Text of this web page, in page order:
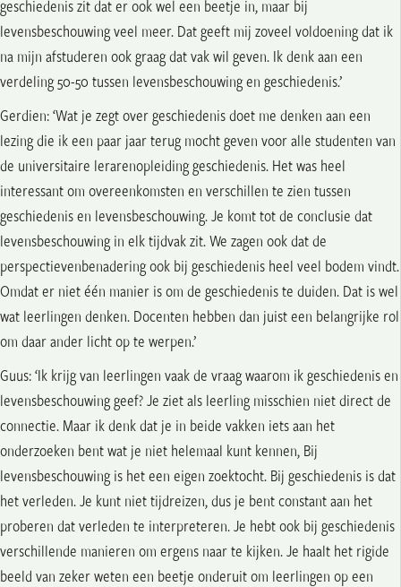
geschiedenis zit dat er ook wel een beetje in, maar bij
levensbeschouwing veel meer. Dat geeft mij zoveel voldoening dat ik
na mijn afstuderen ook graag dat vak wil geven. Ik denk aan een
verdeling 50-50 tussen levensbeschouwing en geschiedenis.’
Gerdien: ‘Wat je zegt over geschiedenis doet me denken aan een
lezing die ik een paar jaar terug mocht geven voor alle studenten van
de universitaire lerarenopleiding geschiedenis. Het was heel
interessant om overeenkomsten en verschillen te zien tussen
geschiedenis en levensbeschouwing. Je komt tot de conclusie dat
levensbeschouwing in elk tijdvak zit. We zagen ook dat de
perspectievenbenadering ook bij geschiedenis heel veel bodem vindt.
Omdat er niet één manier is om de geschiedenis te duiden. Dat is wel
wat leerlingen denken. Docenten hebben dan juist een belangrijke rol
om daar ander licht op te werpen.’
Guus: ‘Ik krijg van leerlingen vaak de vraag waarom ik geschiedenis en
levensbeschouwing geef? Je ziet als leerling misschien niet direct de
connectie. Maar ik denk dat je in beide vakken iets aan het
onderzoeken bent wat je niet helemaal kunt kennen, Bij
levensbeschouwing is het een eigen zoektocht. Bij geschiedenis is dat
het verleden. Je kunt niet tijdreizen, dus je bent constant aan het
proberen dat verleden te interpreteren. Je hebt ook bij geschiedenis
verschillende manieren om ergens naar te kijken. Je haalt het rigide
beeld van zeker weten een beetje onderuit om leerlingen op een